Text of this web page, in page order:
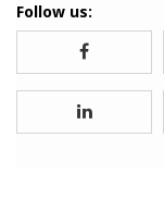
Follow us: